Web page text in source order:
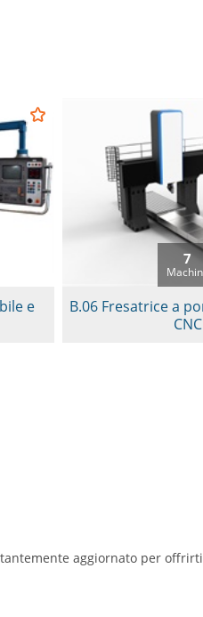
e
7
B.06 Fresatrice a
CNC
aggiornato per